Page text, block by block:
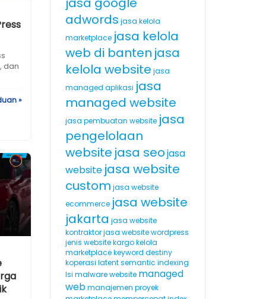
dan
»
adwords jasa kelola
marketplace jasa kelola
web di banten jasa
kelola website jasa
managed aplikasi jasa
managed website
jasa pembuatan website jasa
pengelolaan
website jasa seojasa
website jasa website
custom jasa website
ecommerce jasa website
jakarta jasa website
kontraktor jasa website wordpress
jenis website kargo kelola
marketplace keyword destiny
koperasi latent semantic indexing
lsi malware website managed
web manajemen proyek